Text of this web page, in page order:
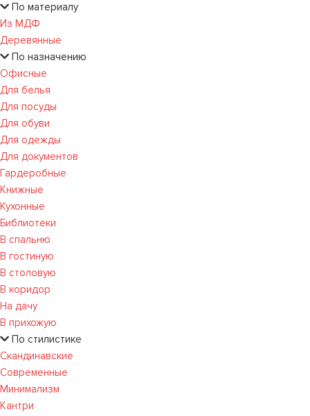
По материалу
Из МДФ
Деревянные
По назначению
Офисные
Для белья
Для посуды
Для обуви
Для одежды
Для документов
Гардеробные
Книжные
Кухонные
Библиотеки
В спальню
В гостиную
В столовую
В коридор
На дачу
В прихожую
По стилистике
Скандинавские
Современные
Минимализм
Кантри